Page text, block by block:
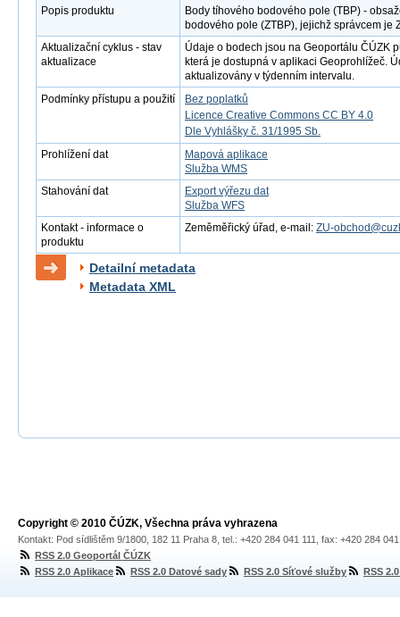
Popis produktu
Body tíhového bodového pole (TBP) -
bodového pole (ZTBP), jejichž správcem je
Aktualizační cyklus - stav
aktualizace
Údaje o bodech jsou na Geoportálu ČÚZK
která je dostupná v aplikaci Geoprohlížeč.
aktualizovány v týdenním intervalu.
Podmínky přístupu a použití
Bez poplatků
Licence Creative Commons CC BY 4.0
Dle Vyhlášky č. 31/1995 Sb.
Prohlížení dat
Mapová aplikace
Služba WMS
Stahování dat
Export výřezu dat
Služba WFS
Kontakt - informace o
produktu
Zeměměřický úřad, e-mail: ZU-
Detailní metadata
Metadata XML
Copyright © 2010 ČÚZK, Všechna práva vyhrazena
Kontakt: Pod sídlištěm 9/1800, 182 11 Praha 8, tel.: +420 284 041 111, fax: +420 284
RSS 2.0 Geoportál ČÚZK
RSS 2.0 Aplikace
RSS 2.0 Datové sady RSS 2.0 Síťové služby RSS